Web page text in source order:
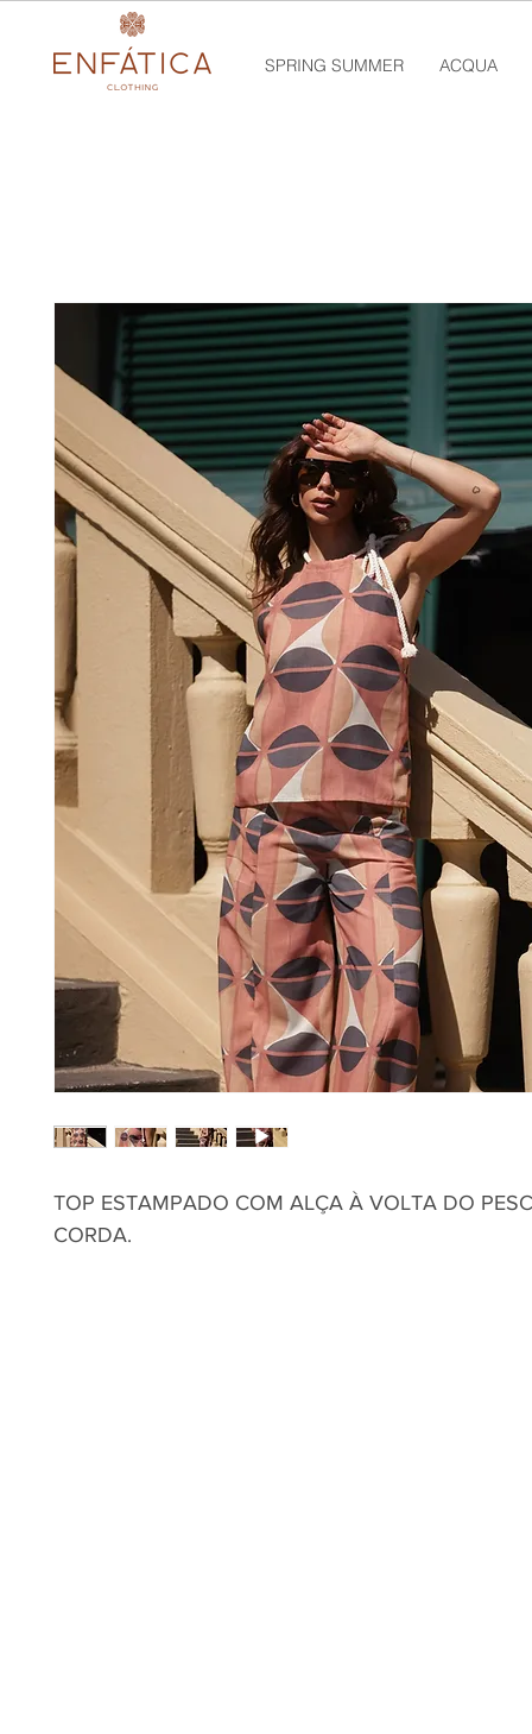
SPRING SUMMER ACQUA
TOP ESTAMPADO COM ALÇA À VOLTA DO
CORDA.